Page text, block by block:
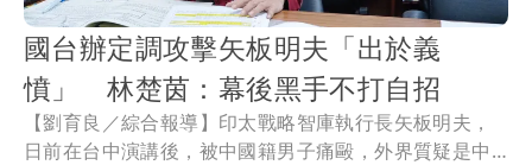
國台辦定調攻擊矢板明夫「出於義
憤」 林楚茵：幕後黑手不打自招
【劉育良／綜合報導】印太戰略智庫執行長矢板明夫，
日前在台中演講後，被中國籍男子痛毆，外界質疑是中